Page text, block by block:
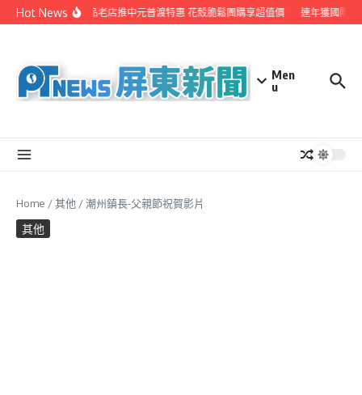
Skip to content
Hot News東港鬆品老店推中元普渡特惠 花殼脆鬆團購享超值價 連年獲國際肯
Men
u
Home /其他 /潮州鎮長-父親節祝賀影片
其他